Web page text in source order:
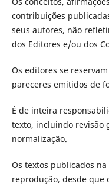
contribuições
seus autores, não
dos Editores e/ou dos
Os editores se
pareceres emitidos de
É de inteira
texto, incluindo revisão
normalização.
Os textos publicados
reprodução, desde que